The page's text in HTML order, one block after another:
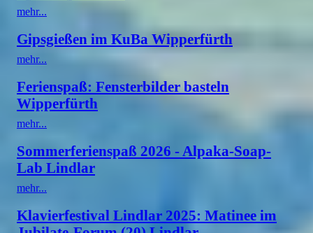
mehr...
Gipsgießen im KuBa Wipperfürth
mehr...
Ferienspaß: Fensterbilder basteln
Wipperfürth
mehr...
Sommerferienspaß 2026 - Alpaka-Soap-
Lab Lindlar
mehr...
Klavierfestival Lindlar 2025: Matinee im